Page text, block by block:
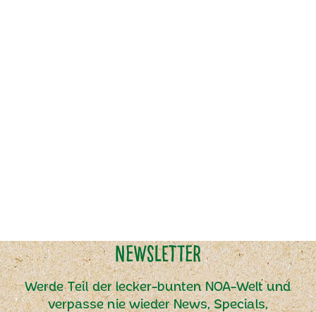
Newsletter
Werde Teil der lecker-bunten NOA-Welt und
verpasse nie wieder News, Specials,